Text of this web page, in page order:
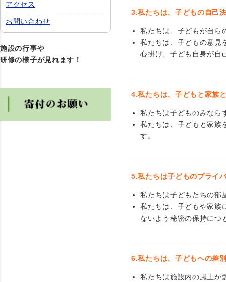
3.私たちは、子どもの自己
私たちは、子どもが自ら
私たちは、子どもの意見
心掛け、子ども自身が自
4.私たちは、子どもと家族
私たちは子どものみなら
私たちは、子どもと家族
す。
5.私たちは子どものプライ
私たちは子どもたちの部
私たちは、子どもや家族
ないよう秘密の保持につ
6.私たちは、子どもへの差
私たちは施設内の風土が
アクセス
お問い合わせ
施設の行事や
研修の様子が見れます！